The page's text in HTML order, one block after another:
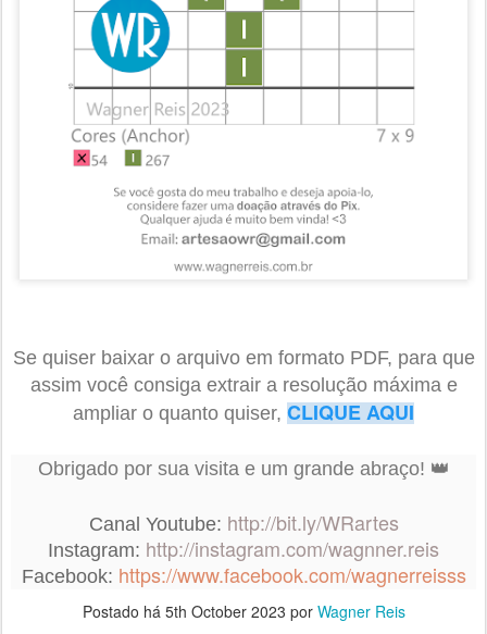
Se quiser baixar o arquivo em formato PDF, para que
assim você consiga extrair a resolução máxima e
ampliar o quanto quiser, CLIQUE AQUI
Obrigado por sua visita e um grande abraço! 👑
Canal Youtube: http://bit.ly/WRartes
Instagram: http://instagram.com/wagnner.reis
Facebook: https://www.facebook.com/wagnerreisss
Postado há 5th October 2023 por Wagner Reis